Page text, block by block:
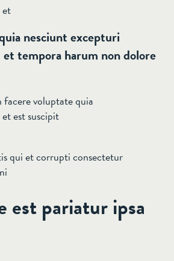
et
nesciunt excepturi
tempora harum non dolore
voluptate quia
est suscipit
est pariatur ipsa